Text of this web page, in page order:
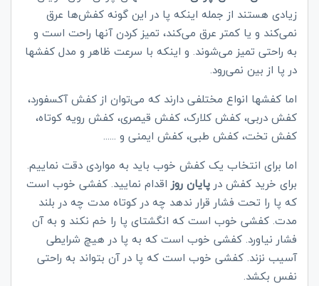
زیادی هستند از جمله اینکه پا در این گونه کفش‌ها عرق
نمی‌کند و یا کمتر عرق می‌کند، تمیز کردن آنها راحت است و
به راحتی تمیز می‌شوند. و اینکه با سرعت ظاهر و مدل کفشها
در پا از بین نمی‌رود.
اما کفشها انواع مختلفی دارند که می‌توان از کفش آکسفورد،
کفش دربی، کفش کلارک، کفش قیصری، کفش رویه کوتاه،
کفش تخت، کفش‌ طبی، کفش ایمنی و ......
اما برای انتخاب یک کفش خوب باید به مواردی دقت نماییم.
برای خرید کفش در پایان روز اقدام نمایید. کفشی خوب است
که پا را تحت فشار قرار ندهد چه در کوتاه مدت چه در بلند
مدت. کفشی خوب است که انگشتای پا را خم نکند و به آن
فشار نیاورد. کفشی خوب است که به پا در هیچ شرایطی
آسیب نزند. کفشی خوب است که پا در آن بتواند به راحتی
نفس بکشد.